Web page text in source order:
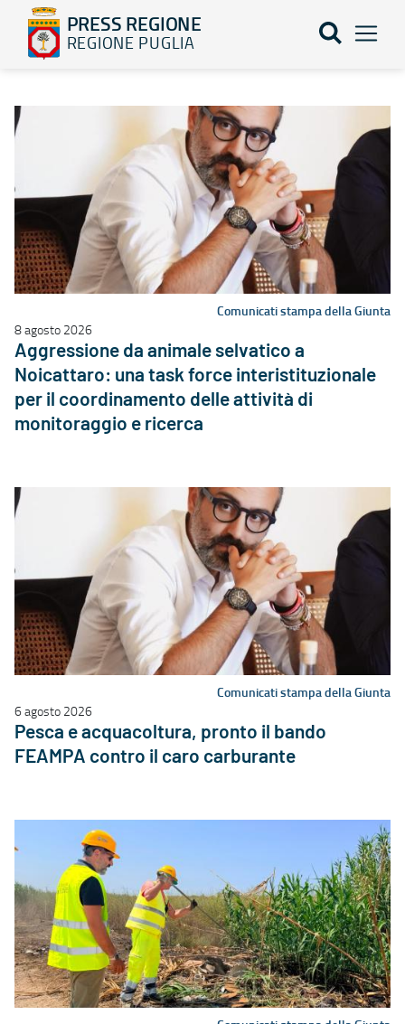
PRESS REGIONE
REGIONE PUGLIA
Comunicati stampa della Giunta
8 agosto 2026
Aggressione da animale selvatico a
Noicattaro: una task force interistituzionale
per il coordinamento delle attività di
monitoraggio e ricerca
Comunicati stampa della Giunta
6 agosto 2026
Pesca e acquacoltura, pronto il bando
FEAMPA contro il caro carburante